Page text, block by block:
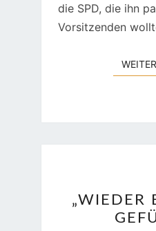
die SPD, die ihn
Vorsitzenden
„WIEDER